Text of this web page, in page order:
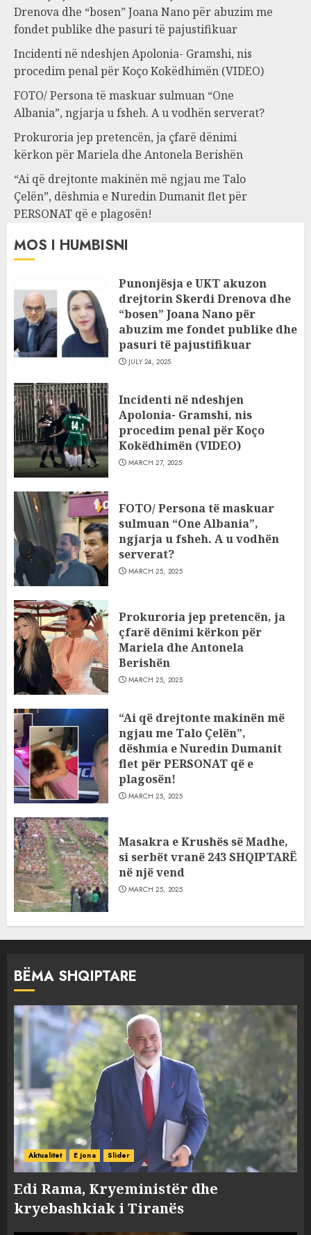
Drenova dhe “bosen” Joana Nano për abuzim me
fondet publike dhe pasuri të pajustifikuar
Incidenti në ndeshjen Apolonia- Gramshi, nis
procedim penal për Koço Kokëdhimën (VIDEO)
FOTO/ Persona të maskuar sulmuan “One
Albania”, ngjarja u fsheh. A u vodhën serverat?
Prokuroria jep pretencën, ja çfarë dënimi
kërkon për Mariela dhe Antonela Berishën
“Ai që drejtonte makinën më ngjau me Talo
Çelën”, dëshmia e Nuredin Dumanit flet për
PERSONAT që e plagosën!
MOS I HUMBISNI
Punonjësja e UKT akuzon
drejtorin Skerdi Drenova dhe
“bosen” Joana Nano për
abuzim me fondet publike dhe
pasuri të pajustifikuar
JULY 24, 2025
Incidenti në ndeshjen
Apolonia- Gramshi, nis
procedim penal për Koço
Kokëdhimën (VIDEO)
MARCH 27, 2025
FOTO/ Persona të maskuar
sulmuan “One Albania”,
ngjarja u fsheh. A u vodhën
serverat?
MARCH 25, 2025
Prokuroria jep pretencën, ja
çfarë dënimi kërkon për
Mariela dhe Antonela
Berishën
MARCH 25, 2025
“Ai që drejtonte makinën më
ngjau me Talo Çelën”,
dëshmia e Nuredin Dumanit
flet për PERSONAT që e
plagosën!
MARCH 25, 2025
Masakra e Krushës së Madhe,
si serbët vranë 243 SHQIPTARË
në një vend
MARCH 25, 2025
BËMA SHQIPTARE
Aktualitet E jona Slider
Edi Rama, Kryeministër dhe
kryebashkiak i Tiranës